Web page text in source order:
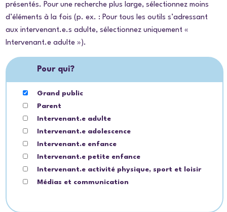
présentés. Pour une recherche plus large, sélectionnez moins
d’éléments à la fois (p. ex. : Pour tous les outils s’adressant
aux intervenant.e.s adulte, sélectionnez uniquement «
Intervenant.e adulte »).
Pour qui?
Grand public
Parent
Intervenant.e adulte
Intervenant.e adolescence
Intervenant.e enfance
Intervenant.e petite enfance
Intervenant.e activité physique, sport et loisir
Médias et communication